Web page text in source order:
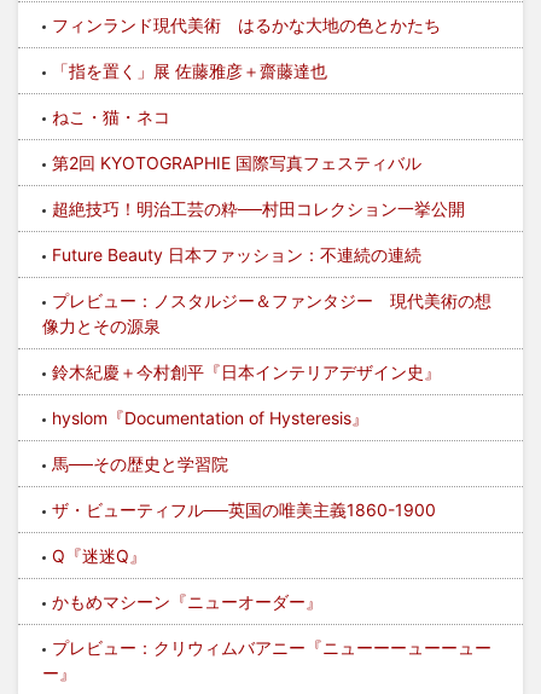
フィンランド現代美術 はるかな大地の色とかたち
「指を置く」展 佐藤雅彦＋齋藤達也
ねこ・猫・ネコ
第2回 KYOTOGRAPHIE 国際写真フェスティバル
超絶技巧！明治工芸の粋──村田コレクション一挙公開
Future Beauty 日本ファッション：不連続の連続
プレビュー：ノスタルジー＆ファンタジー 現代美術の想
像力とその源泉
鈴木紀慶＋今村創平『日本インテリアデザイン史』
hyslom『Documentation of Hysteresis』
馬──その歴史と学習院
ザ・ビューティフル──英国の唯美主義1860-1900
Q『迷迷Q』
かもめマシーン『ニューオーダー』
プレビュー：クリウィムバアニー『ニューーーューーュー
ー』